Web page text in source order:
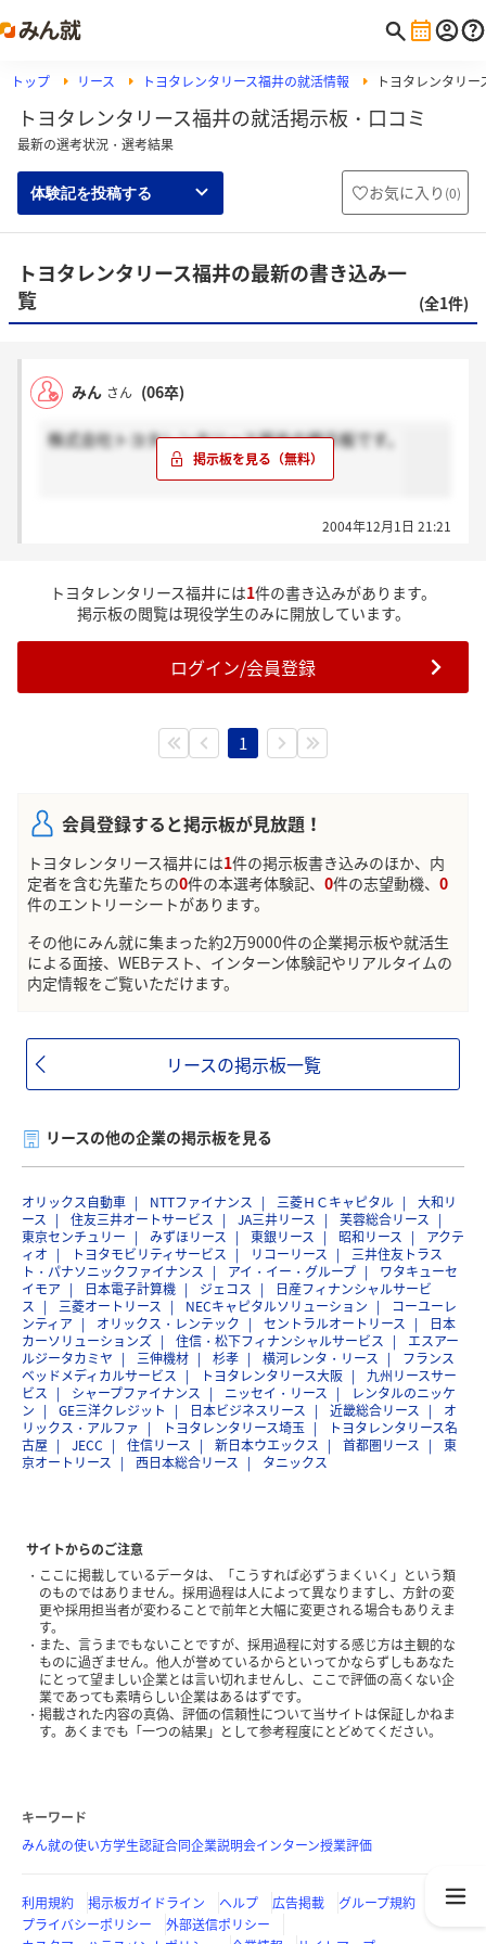
トップ リース トヨタレンタリース福井の就活情報 トヨタレンタリ
トヨタレンタリース福井の就活掲示板・口コミ
最新の選考状況・選考結果
体験記を投稿する お気に入り (0)
トヨタレンタリース福井の最新の書き込み一
覧
(全1件)
みん さん (06卒)
株式会社トヨタレンタリース福井の掲示板です。
2004年12月1日 21:21
トヨタレンタリース福井には1件の書き込みがあります。
掲示板の閲覧は現役学生のみに開放しています。
ログイン/会員登録
1
会員登録すると掲示板が見放題！
トヨタレンタリース福井には1件の掲示板書き込みのほか、内
定者を含む先輩たちの0件の本選考体験記、 0件の志望動機、 0
件のエントリーシートがあります。
その他にみん就に集まった約2万9000件の企業掲示板や就活生
による面接、WEBテスト、インターン体験記やリアルタイムの
内定情報をご覧いただけます。
リースの掲示板一覧
リースの他の企業の掲示板を見る
オリックス自動車 NTTファイナンス 三菱ＨＣキャピタル
大和リ
ース
住友三井オートサービス JA三井リース
芙蓉総合リース
東京センチュリー
みずほリース 東銀リース 昭和リース
アクテ
ィオ
トヨタモビリティサービス リコーリース
三井住友トラス
ト・パナソニックファイナンス
アイ・イー・グループ
ワタキューセ
イモア
日本電子計算機 ジェコス
日産フィナンシャルサービ
ス
三菱オートリース NECキャピタルソリューション
コーユーレ
ンティア
オリックス・レンテック セントラルオートリース
日本
カーソリューションズ
住信・松下フィナンシャルサービス
エスアー
ルジータカミヤ
三伸機材 杉孝 横河レンタ・リース
フランス
ベッドメディカルサービス
トヨタレンタリース大阪
九州リースサー
ビス
シャープファイナンス ニッセイ・リース
レンタルのニッケ
ン
GE三洋クレジット 日本ビジネスリース 近畿総合リース
オ
リックス・アルファ
トヨタレンタリース埼玉
トヨタレンタリース名
古屋
JECC 住信リース 新日本ウエックス 首都圏リース
東
京オートリース
西日本総合リース タニックス
サイトからのご注意
ここに掲載しているデータは、「こうすれば必ずうまくいく」という類
のものではありません。採用過程は人によって異なりますし、方針の変
更や採用担当者が変わることで前年と大幅に変更される場合もありえま
す。
また、言うまでもないことですが、採用過程に対する感じ方は主観的な
ものに過ぎません。他人が誉めているからといってかならずしもあなた
にとって望ましい企業とは言い切れませんし、ここで評価の高くない企
業であっても素晴らしい企業はあるはずです。
掲載された内容の真偽、評価の信頼性について当サイトは保証しかねま
す。あくまでも「一つの結果」として参考程度にとどめてください。
キーワード
みん就の使い方学生認証合同企業説明会インターン授業評価
利用規約 掲示板ガイドライン ヘルプ 広告掲載
グループ規約
プライバシーポリシー
外部送信ポリシー